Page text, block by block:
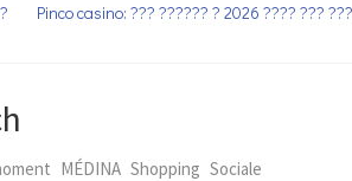
Pinco casino: ??? ?????? ? 2026 ???? ???
MÉDINA Shopping Sociale